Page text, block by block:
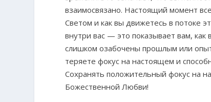
взаимосвязано. Настоящий момент
Светом и как вы движетесь в потоке
внутри вас — это показывает вам,
слишком озабочены прошлым или
теряете фокус на настоящем и
Сохранять положительный фокус на
Божественной Любви!